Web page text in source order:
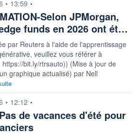
• 13:59 •
Selon JPMorgan,
funds en 2026 ont ét…
par Reuters à l'aide de l'apprentissage
veuillez vous référer à
bit.ly/rtrsauto)) (Mise à jour de
graphique actualisé) par Nell
• 12:12 •
de vacances d'été pour